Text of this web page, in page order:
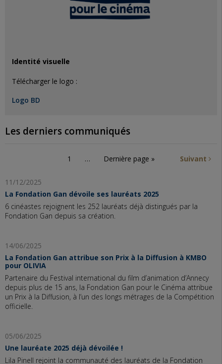
Identité visuelle
Télécharger le logo :
Logo BD
Les derniers communiqués
1 … Suivant
Dernière page »
11/12/2025
La Fondation Gan dévoile ses lauréats 2025
6 cinéastes rejoignent les 252 lauréats déjà distingués par la
Fondation Gan depuis sa création.
14/06/2025
La Fondation Gan attribue son Prix à la Diffusion à KMBO
pour OLIVIA
Partenaire du Festival international du film d’animation d’Annecy
depuis plus de 15 ans, la Fondation Gan pour le Cinéma attribue
un Prix à la Diffusion, à l’un des longs métrages de la Compétition
officielle.
05/06/2025
Une lauréate 2025 déjà dévoilée !
Lila Pinell rejoint la communauté des lauréats de la Fondation